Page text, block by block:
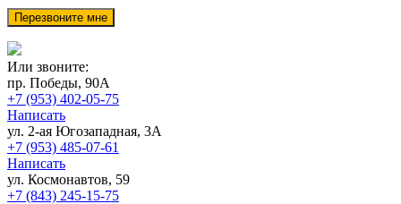
Или звоните:
пр. Победы, 90А
+7 (953) 402-05-75
Написать
ул. 2-ая Югозападная, 3А
+7 (953) 485-07-61
Написать
ул. Космонавтов, 59
+7 (843) 245-15-75